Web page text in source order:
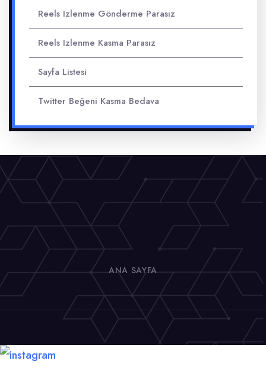
Reels Izlenme Gönderme Parasız
Reels Izlenme Kasma Parasız
Sayfa Listesi
Twitter Beğeni Kasma Bedava
ANA SAYFA